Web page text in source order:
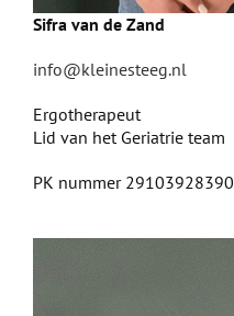
Sifra van de Zand
info@kleinesteeg.nl
Ergotherapeut
Lid van het Geriatrie team
PK nummer 29103928390